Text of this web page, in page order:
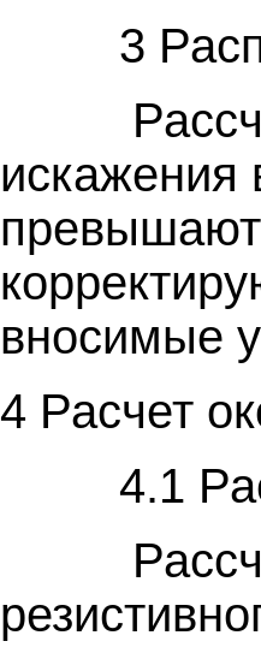
3
искажения
вносимые
4 Расчет
4.1